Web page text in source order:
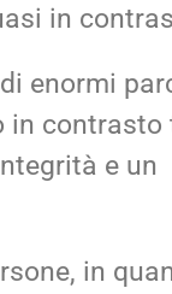
in
enormi
in contrasto
e un
in